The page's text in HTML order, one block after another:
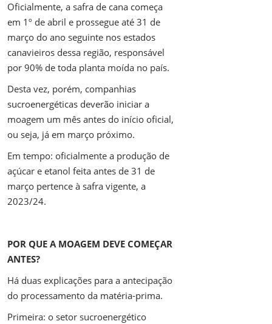
Oficialmente, a safra de cana começa
em 1º de abril e prossegue até 31 de
março do ano seguinte nos estados
canavieiros dessa região, responsável
por 90% de toda planta moída no país.
Desta vez, porém, companhias
sucroenergéticas deverão iniciar a
moagem um mês antes do início oficial,
ou seja, já em março próximo.
Em tempo: oficialmente a produção de
açúcar e etanol feita antes de 31 de
março pertence à safra vigente, a
2023/24.
POR QUE A MOAGEM DEVE COMEÇAR
ANTES?
Há duas explicações para a antecipação
do processamento da matéria-prima.
Primeira: o setor sucroenergético